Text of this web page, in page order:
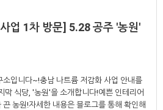
업 1차 방문] 5.28 공주 '농원'
입니다~!충남 나트륨 저감화 사업 안내를
막 식당, '농원'을 소개합니다!예쁜 인테리어
농원!자세한 내용은 블로그를 통해 확인해